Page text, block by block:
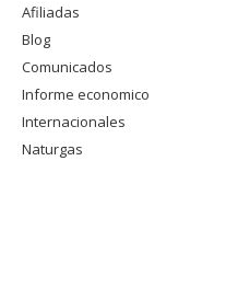
Afiliadas
Blog
Comunicados
Informe economico
Internacionales
Naturgas